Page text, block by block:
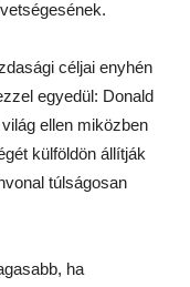
céljai enyhén
egyedül: Donald
ellen miközben
külföldön állítják
túlságosan
ha